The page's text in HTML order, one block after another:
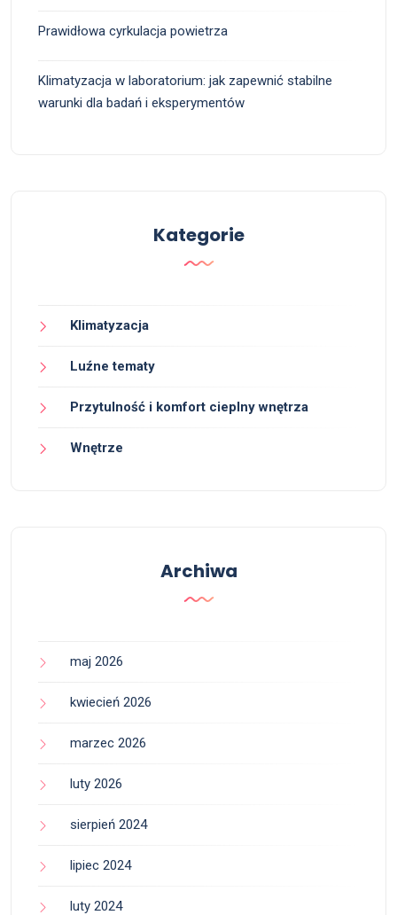
Prawidłowa cyrkulacja powietrza
Klimatyzacja w laboratorium: jak zapewnić stabilne
warunki dla badań i eksperymentów
Kategorie
Klimatyzacja
Luźne tematy
Przytulność i komfort cieplny wnętrza
Wnętrze
Archiwa
maj 2026
kwiecień 2026
marzec 2026
luty 2026
sierpień 2024
lipiec 2024
luty 2024